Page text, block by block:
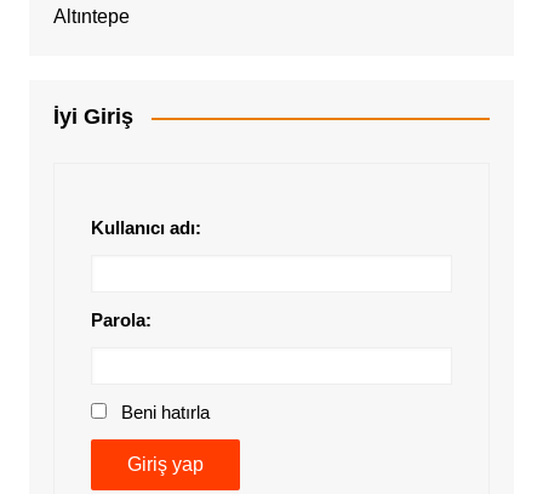
İyi Giriş
Kullanıcı adı:
Parola:
Beni hatırla
Giriş yap